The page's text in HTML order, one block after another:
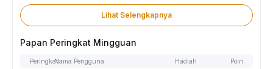
Lihat Selengkapnya
Papan Peringkat Mingguan
PeringkatNama Pengguna Hadiah Poin